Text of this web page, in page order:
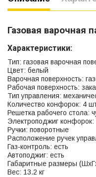
Газовая варочная
Характеристики:
Тип: газовая варочная
Цвет: белый
Варочная поверхность:
Рабочая поверхность:
Тип управления:
Количество конфорок: 4
Решетка рабочего стола:
Электроподжиг конфорок:
Ручки: поворотные
Расположение ручек
Газ-контроль: есть
Автоподжиг: есть
Габаритные размеры
Вес: 13.2 кг